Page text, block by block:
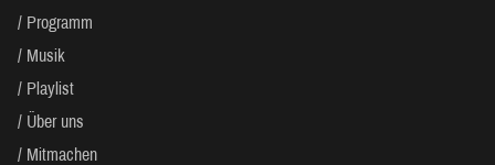
Programm
Musik
Playlist
Über uns
Mitmachen